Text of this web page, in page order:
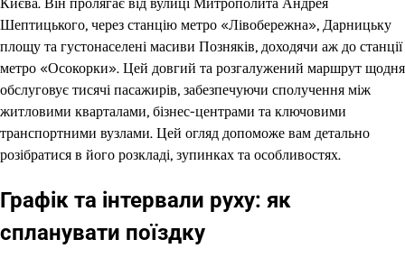
Шептицького, через станцію метро «Лівобережна», Дарницьку
площу та густонаселені масиви Позняків, доходячи аж до станції
метро «Осокорки». Цей довгий та розгалужений маршрут щодня
обслуговує тисячі пасажирів, забезпечуючи сполучення між
житловими кварталами, бізнес-центрами та ключовими
транспортними вузлами. Цей огляд допоможе вам детально
розібратися в його розкладі, зупинках та особливостях.
Графік та інтервали руху: як
спланувати поїздку